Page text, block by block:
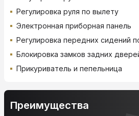
Регулировка руля по вылету
Электронная приборная панель
Регулировка передних сидений
Блокировка замков задних
Прикуриватель и пепельница
Преимущества